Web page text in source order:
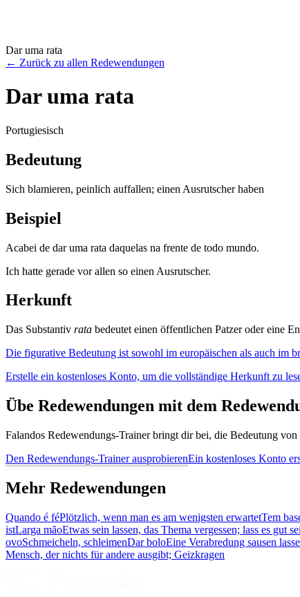
Dar uma rata
← Zurück zu allen Redewendungen
Dar uma rata
Portugiesisch
Bedeutung
Sich blamieren, peinlich auffallen; einen Ausrutscher haben
Beispiel
Acabei de dar uma rata daquelas na frente de todo mundo.
Ich hatte gerade vor allen so einen Ausrutscher.
Herkunft
Das Substantiv rata bedeutet einen öffentlichen Patzer oder eine
Die figurative Bedeutung ist sowohl im europäischen als auch im
Erstelle ein kostenloses Konto, um die vollständige Herkunft zu
Übe Redewendungen mit dem
Falandos Redewendungs-Trainer bringt dir bei, die Bedeutung
Den Redewendungs-Trainer ausprobierenEin kostenloses Konto
Mehr Redewendungen
Quando é féPlötzlich, wenn man es am wenigsten erwartetTem
istLarga mãoEtwas sein lassen, das Thema vergessen; lass es gut
ovoSchmeicheln, schleimenDar boloEine Verabredung sausen
Mensch, der nichts für andere ausgibt; Geizkragen